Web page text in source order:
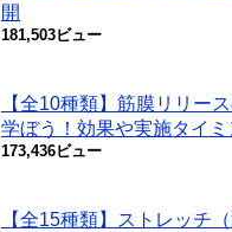
開
181,503ビュー
【全10種類】筋膜リリー
学ぼう！効果や実施タイミ
173,436ビュー
【全15種類】ストレッチ